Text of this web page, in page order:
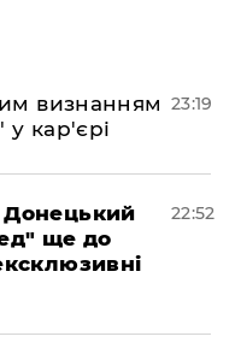
визнанням
кар'єрі
23:19
ще до
22:52